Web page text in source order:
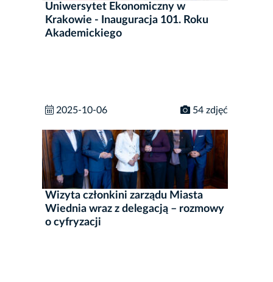
Uniwersytet Ekonomiczny w
Krakowie - Inauguracja 101. Roku
Akademickiego
2025-10-06 54 zdjęć
Wizyta członkini zarządu Miasta
Wiednia wraz z delegacją – rozmowy
o cyfryzacji